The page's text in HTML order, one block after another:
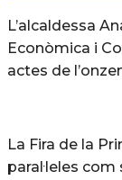
L’alcaldessa
Econòmica i
actes de
La Fira de la
paral·leles